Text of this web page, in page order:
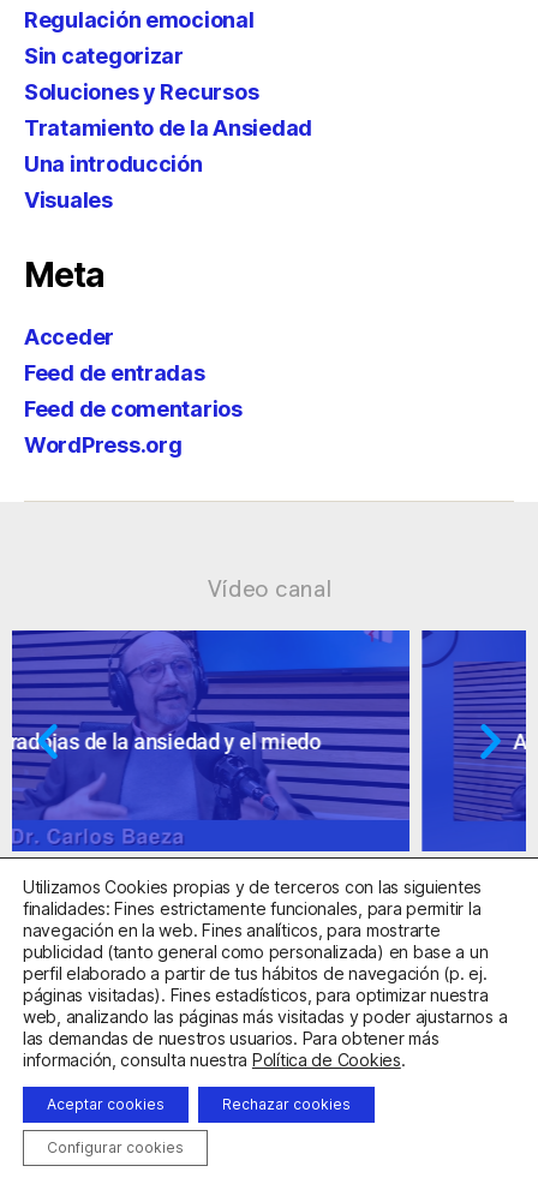
Regulación emocional
Sin categorizar
Soluciones y Recursos
Tratamiento de la Ansiedad
Una introducción
Visuales
Meta
Acceder
Feed de entradas
Feed de comentarios
WordPress.org
Vídeo canal
Ansiedad: supuestos cuestionables
Centro Sanitario Autorizado con el código E08737002
Aviso LegalPolítica de PrivacidadPolítica de Cookies
Clínica de la Ansiedad. Teléfonos:932263020
Correo:
Utilizamos Cookies propias y de terceros con las siguientes
finalidades: Fines estrictamente funcionales, para permitir la
navegación en la web. Fines analíticos, para mostrarte
publicidad (tanto general como personalizada) en base a un
perfil elaborado a partir de tus hábitos de navegación (p. ej.
páginas visitadas). Fines estadísticos, para optimizar nuestra
web, analizando las páginas más visitadas y poder ajustarnos a
las demandas de nuestros usuarios. Para obtener más
información, consulta nuestra Política de Cookies.
Aceptar cookies Rechazar cookies
Configurar cookies